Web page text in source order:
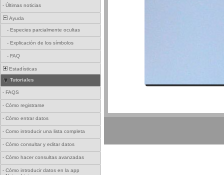
- Últimas noticias
Ayuda
- Especies parcialmente ocultas
- Explicación de los símbolos
- FAQ
Estadísticas
Tutoriales
- FAQS
- Cómo registrarse
- Cómo entrar datos
- Como introducir una lista completa
- Cómo consultar y editar datos
- Cómo hacer consultas avanzadas
- Cómo introducir datos en la app